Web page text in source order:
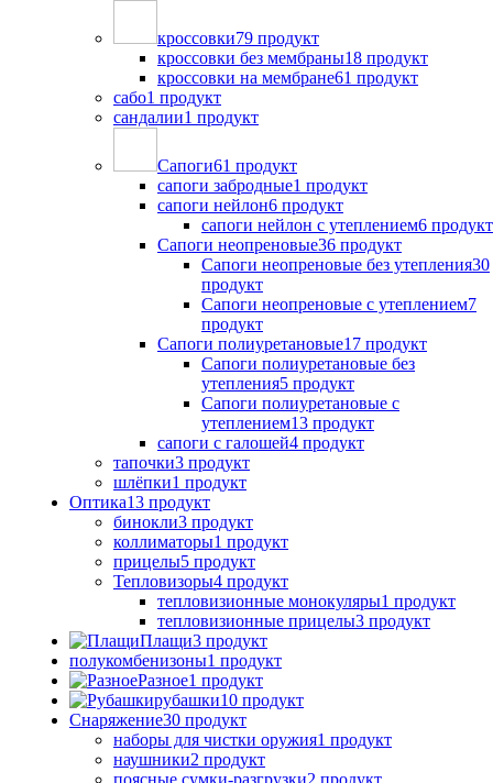
кроссовки79 продукт
кроссовки без мембраны18 продукт
кроссовки на мембране61 продукт
сабо1 продукт
сандалии1 продукт
Сапоги61 продукт
сапоги забродные1 продукт
сапоги нейлон6 продукт
сапоги нейлон с утеплением6 продукт
Сапоги неопреновые36 продукт
Сапоги неопреновые без утепления30
продукт
Сапоги неопреновые с утеплением7
продукт
Сапоги полиуретановые17 продукт
Сапоги полиуретановые без
утепления5 продукт
Сапоги полиуретановые с
утеплением13 продукт
сапоги с галошей4 продукт
тапочки3 продукт
шлёпки1 продукт
Оптика13 продукт
бинокли3 продукт
коллиматоры1 продукт
прицелы5 продукт
Тепловизоры4 продукт
тепловизионные монокуляры1 продукт
тепловизионные прицелы3 продукт
Плащи3 продукт
полукомбенизоны1 продукт
Разное1 продукт
рубашки10 продукт
Снаряжение30 продукт
наборы для чистки оружия1 продукт
наушники2 продукт
поясные сумки-разгрузки2 продукт